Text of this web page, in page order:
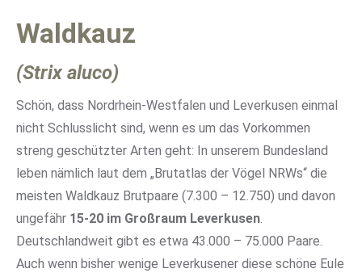
Waldkauz
(Strix aluco)
Schön, dass Nordrhein-Westfalen und Leverkusen einmal
nicht Schlusslicht sind, wenn es um das Vorkommen
streng geschützter Arten geht: In unserem Bundesland
leben nämlich laut dem „Brutatlas der Vögel NRWs“ die
meisten Waldkauz Brutpaare (7.300 – 12.750) und davon
ungefähr 15-20 im Großraum Leverkusen.
Deutschlandweit gibt es etwa 43.000 – 75.000 Paare.
Auch wenn bisher wenige Leverkusener diese schöne Eule